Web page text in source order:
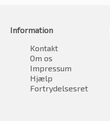
Information
Kontakt
Om os
Impressum
Hjælp
Fortrydelsesret